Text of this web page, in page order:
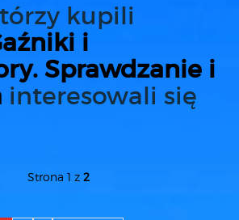
kupili
i
Sprawdzanie i
interesowali się
Strona 1 z 2